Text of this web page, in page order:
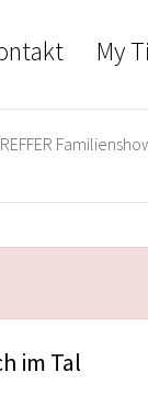
My
im Tal